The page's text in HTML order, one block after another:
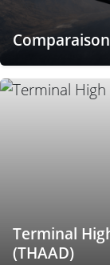
Terminal
(THAAD)